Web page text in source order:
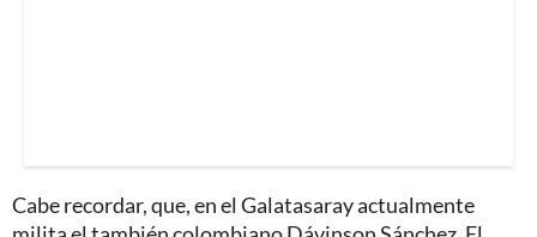
Cabe recordar, que, en el Galatasaray actualmente